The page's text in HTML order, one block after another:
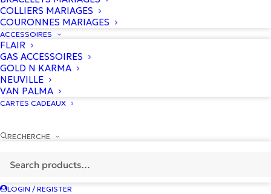
COLLIERS MARIAGES
COURONNES MARIAGES
ACCESSOIRES
FLAIR
GAS ACCESSOIRES
GOLD N KARMA
NEUVILLE
VAN PALMA
CARTES CADEAUX
RECHERCHE
LOGIN / REGISTER